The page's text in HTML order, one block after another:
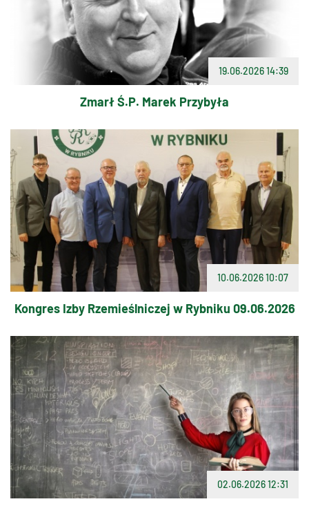
19.06.2026 14:39
Zmarł Ś.P. Marek Przybyła
10.06.2026 10:07
Kongres Izby Rzemieślniczej w Rybniku 09.06.2026
02.06.2026 12:31